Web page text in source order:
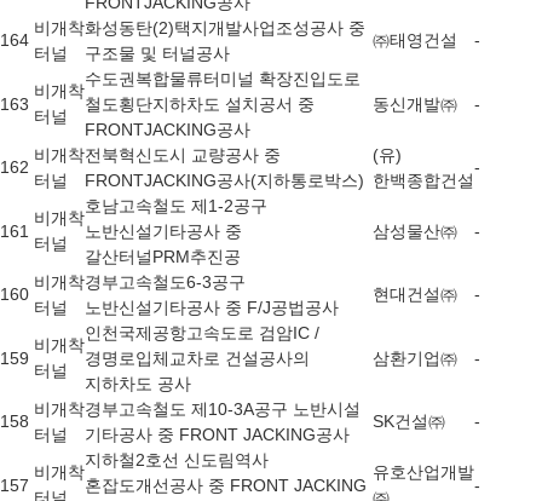
164
비개착
터널
화성동탄(2)택지개발사업조성공사 중
구조물 및 터널공사
㈜태영건설 -
163
비개착
터널
수도권복합물류터미널 확장진입도로
철도횡단지하차도 설치공서 중
FRONTJACKING공사
동신개발㈜ -
162
비개착
터널
전북혁신도시 교량공사 중
FRONTJACKING공사(지하통로박스)
(유)
한백종합건설
-
161
비개착
터널
호남고속철도 제1-2공구
노반신설기타공사 중
갈산터널PRM추진공
삼성물산㈜ -
160
비개착
터널
경부고속철도6-3공구
노반신설기타공사 중 F/J공법공사
현대건설㈜ -
159
비개착
터널
인천국제공항고속도로 검암IC /
경명로입체교차로 건설공사의
지하차도 공사
삼환기업㈜ -
158
비개착
터널
경부고속철도 제10-3A공구 노반시설
기타공사 중 FRONT JACKING공사
SK건설㈜ -
157
비개착
지하철2호선 신도림역사
혼잡도개선공사 중 FRONT JACKING
유호산업개발
-